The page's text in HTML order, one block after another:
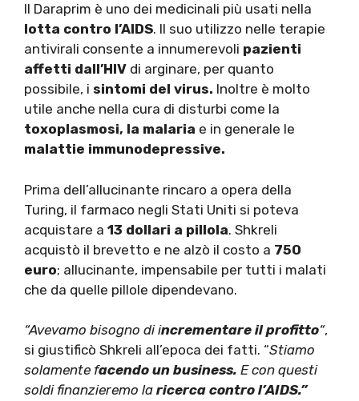
Il Daraprim è uno dei medicinali più usati nella
lotta contro l’AIDS. Il suo utilizzo nelle terapie
antivirali consente a innumerevoli pazienti
affetti dall’HIV di arginare, per quanto
possibile, i sintomi del virus. Inoltre è molto
utile anche nella cura di disturbi come la
toxoplasmosi, la malaria e in generale le
malattie immunodepressive.
Prima dell’allucinante rincaro a opera della
Turing, il farmaco negli Stati Uniti si poteva
acquistare a 13 dollari a pillola. Shkreli
acquistò il brevetto e ne alzò il costo a 750
euro; allucinante, impensabile per tutti i malati
che da quelle pillole dipendevano.
“Avevamo bisogno di incrementare il profitto“,
si giustificò Shkreli all’epoca dei fatti. “Stiamo
solamente facendo un business. E con questi
soldi finanzieremo la ricerca contro l’AIDS.”